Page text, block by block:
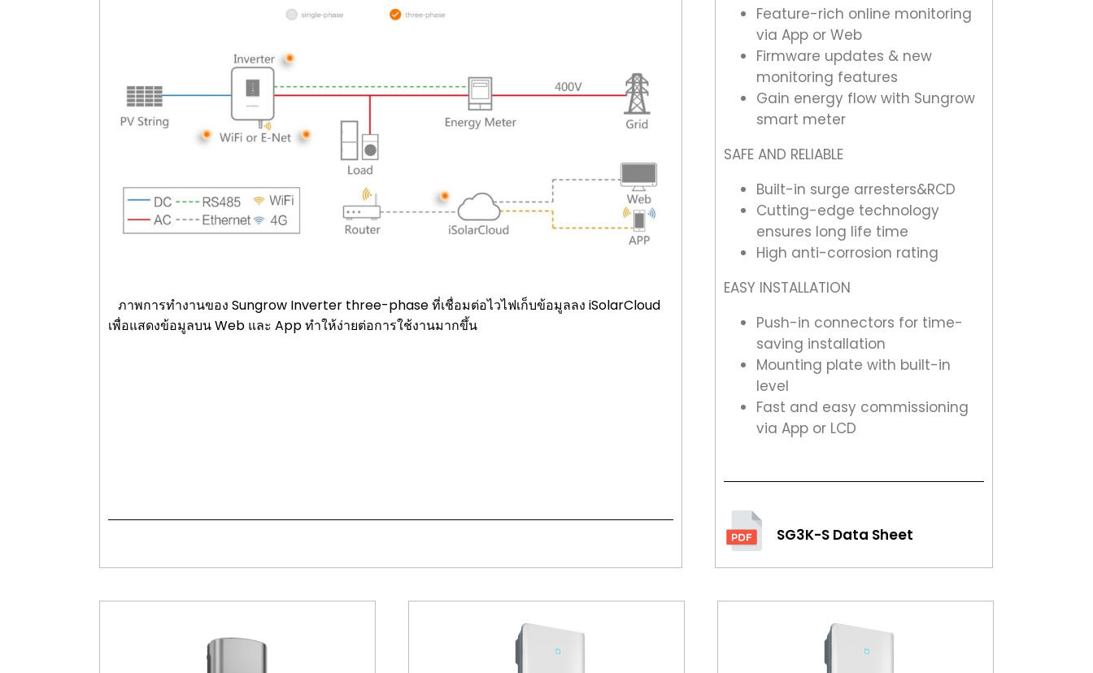
ภาพการทำงานของ Sungrow Inverter three-phase ที่เชื่อมต่อไวไฟเก็บข้อมูลลง iSolarCloud
เพื่อแสดงข้อมูลบน Web และ App ทำให้ง่ายต่อการใช้งานมากขึ้น
Feature-rich online monitoring
via App or Web
Firmware updates & new
monitoring features
Gain energy flow with Sungrow
smart meter
SAFE AND RELIABLE
Built-in surge arresters&RCD
Cutting-edge technology
ensures long life time
High anti-corrosion rating
EASY INSTALLATION
Push-in connectors for time-
saving installation
Mounting plate with built-in
level
Fast and easy commissioning
via App or LCD
SG3K-S Data Sheet